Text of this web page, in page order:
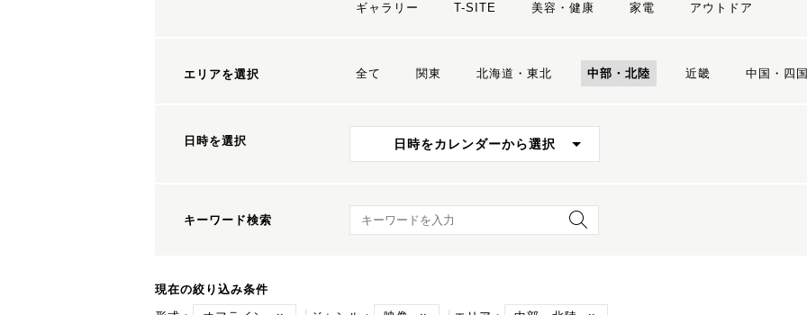
ギャラリー
T-SITE 美容・健康 家電 アウトドア
エリアを選択 全て 関東 北海道・東北 中部・北陸 近畿 中国・四国
日時を選択 日時をカレンダーから選択
キーワード検索 キーワード検索
現在の絞り込み条件